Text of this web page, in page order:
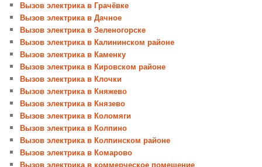
Вызов электрика в Грачёвке
Вызов электрика в Дачное
Вызов электрика в Зеленогорске
Вызов электрика в Калининском районе
Вызов электрика в Каменку
Вызов электрика в Кировском районе
Вызов электрика в Клочки
Вызов электрика в Княжево
Вызов электрика в Князево
Вызов электрика в Коломяги
Вызов электрика в Колпино
Вызов электрика в Колпинском районе
Вызов электрика в Комарово
Вызов электрика в коммерческое помещение